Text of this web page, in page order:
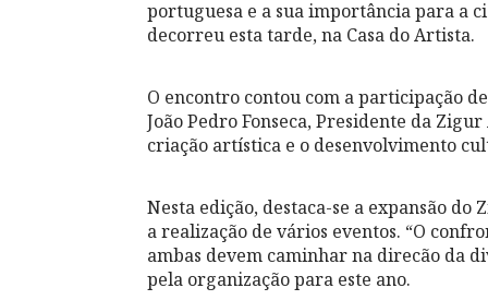
portuguesa e a sua importância para a
decorreu esta tarde, na Casa do Artista.
O encontro contou com a participação
João Pedro Fonseca, Presidente da
criação artística e o desenvolvimento
Nesta edição, destaca-se a expansão
a realização de vários eventos. “O
ambas devem caminhar na direcão da
pela organização para este ano.